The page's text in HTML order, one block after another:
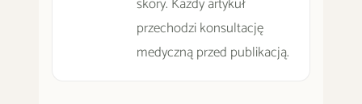
przechodzi konsultację
medyczną przed publikacją.